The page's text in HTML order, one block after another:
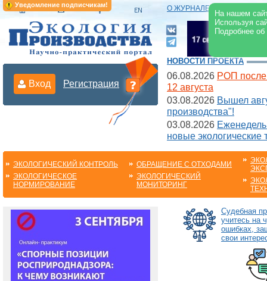
Уведомление подписчикам!
На нашем
Используя
Подробнее
О ЖУРНАЛЕ |
Вход Регистрация
НОВОСТИ ПРОЕКТА
06.08.2026 РОП после
12 августа
03.08.2026 Вышел
производства"!
03.08.2026
новые экологические
ЭКОЛОГИЧЕСКИЙ КОНТРОЛЬ
ЭКОЛОГИЧЕСКОЕ
НОРМИРОВАНИЕ
ОБРАЩЕНИЕ С ОТХОДАМИ
ЭКОЛОГИЧЕСКИЙ
МОНИТОРИНГ
Судебная
учитесь на
ошибках,
свои